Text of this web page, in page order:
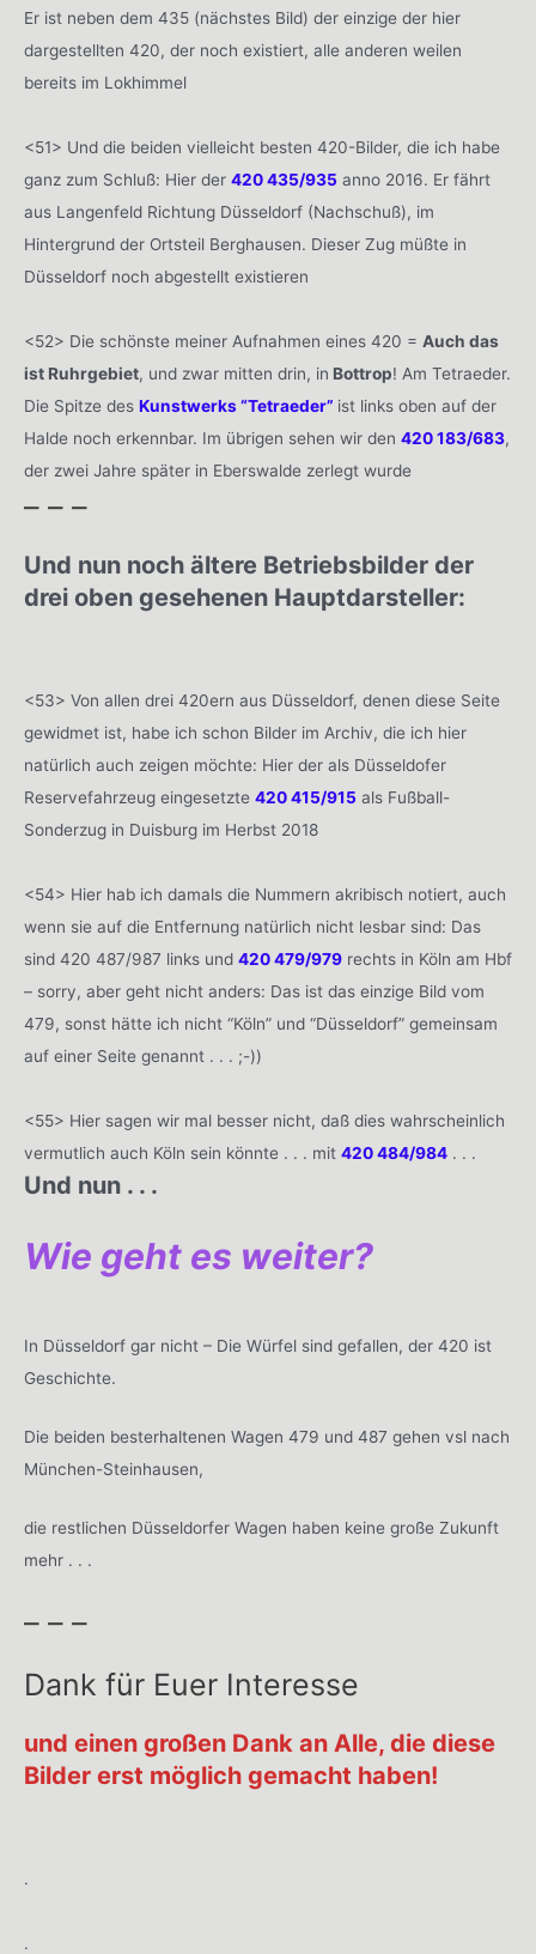
Er ist neben dem 435 (nächstes Bild) der einzige der hier
dargestellten 420, der noch existiert, alle anderen weilen
bereits im Lokhimmel
<51> Und die beiden vielleicht besten 420-Bilder, die ich habe
ganz zum Schluß: Hier der 420 435/935 anno 2016. Er fährt
aus Langenfeld Richtung Düsseldorf (Nachschuß), im
Hintergrund der Ortsteil Berghausen. Dieser Zug müßte in
Düsseldorf noch abgestellt existieren
<52> Die schönste meiner Aufnahmen eines 420 = Auch das
ist Ruhrgebiet, und zwar mitten drin, in Bottrop! Am Tetraeder.
Die Spitze des Kunstwerks “Tetraeder” ist links oben auf der
Halde noch erkennbar. Im übrigen sehen wir den 420 183/683,
der zwei Jahre später in Eberswalde zerlegt wurde
– – –
Und nun noch ältere Betriebsbilder der
drei oben gesehenen Hauptdarsteller:
<53> Von allen drei 420ern aus Düsseldorf, denen diese Seite
gewidmet ist, habe ich schon Bilder im Archiv, die ich hier
natürlich auch zeigen möchte: Hier der als Düsseldofer
Reservefahrzeug eingesetzte 420 415/915 als Fußball-
Sonderzug in Duisburg im Herbst 2018
<54> Hier hab ich damals die Nummern akribisch notiert, auch
wenn sie auf die Entfernung natürlich nicht lesbar sind: Das
sind 420 487/987 links und 420 479/979 rechts in Köln am Hbf
– sorry, aber geht nicht anders: Das ist das einzige Bild vom
479, sonst hätte ich nicht “Köln” und “Düsseldorf” gemeinsam
auf einer Seite genannt . . . ;-))
<55> Hier sagen wir mal besser nicht, daß dies wahrscheinlich
vermutlich auch Köln sein könnte . . . mit 420 484/984 . . .
Und nun . . .
Wie geht es weiter?
In Düsseldorf gar nicht – Die Würfel sind gefallen, der 420 ist
Geschichte.
Die beiden besterhaltenen Wagen 479 und 487 gehen vsl nach
München-Steinhausen,
die restlichen Düsseldorfer Wagen haben keine große Zukunft
mehr . . .
– – –
Dank für Euer Interesse
und einen großen Dank an Alle, die diese
Bilder erst möglich gemacht haben!
.
.